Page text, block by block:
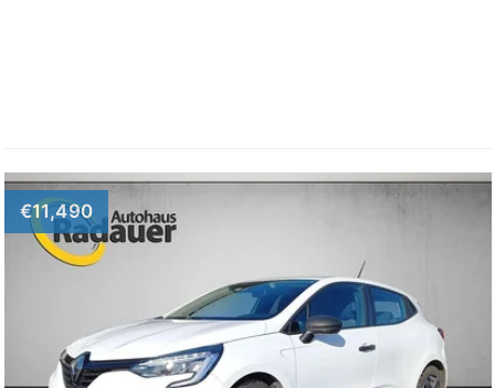
€11,490